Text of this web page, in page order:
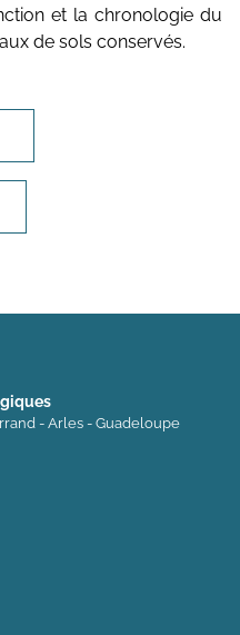
et la chronologie du
de sols conservés.
- Arles - Guadeloupe